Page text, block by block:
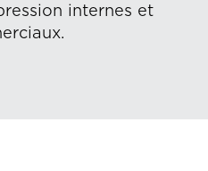
internes et